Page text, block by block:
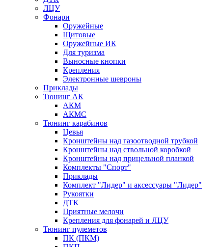
ЛЦУ
Фонари
Оружейные
Щитовые
Оружейные ИК
Для туризма
Выносные кнопки
Крепления
Электронные шевроны
Приклады
Тюнинг АК
АКМ
АКМС
Тюнинг карабинов
Цевья
Кронштейны над газоотводной трубкой
Кронштейны над ствольной коробкой
Кронштейны над прицельной планкой
Комплекты "Спорт"
Приклады
Комплект "Лидер" и аксессуары "Лидер"
Рукоятки
ДТК
Приятные мелочи
Крепления для фонарей и ЛЦУ
Тюнинг пулеметов
ПК (ПКМ)